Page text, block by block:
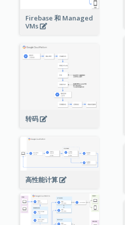
Firebase 和 Managed
VMs
转码
高性能计算